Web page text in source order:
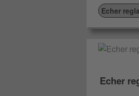
Echer
Echer